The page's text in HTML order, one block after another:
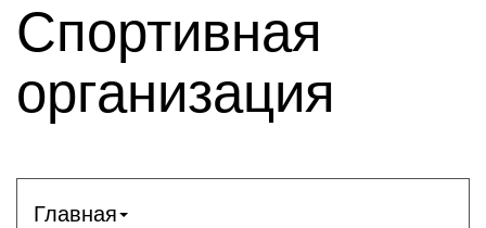
Спортивная
организация
Главная